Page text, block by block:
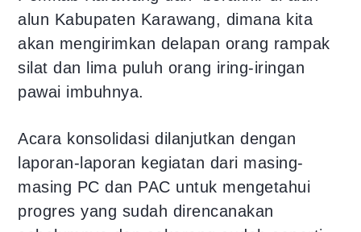
alun Kabupaten Karawang, dimana kita
akan mengirimkan delapan orang rampak
silat dan lima puluh orang iring-iringan
pawai imbuhnya.
Acara konsolidasi dilanjutkan dengan
laporan-laporan kegiatan dari masing-
masing PC dan PAC untuk mengetahui
progres yang sudah direncanakan